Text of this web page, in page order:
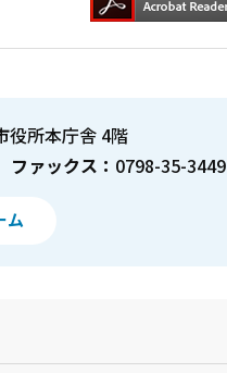
役所本庁舎 4階
ファックス： 0798-35-3449
ム